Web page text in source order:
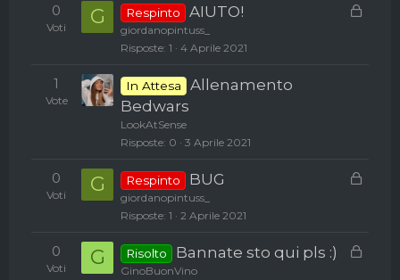
0
Voti G
C
Respinto AIUTO!
giordanopintuss_
Risposte 1 4 Aprile 2021
1
Vote
In Attesa
Allenamento
Bedwars
LookAtSense
Risposte 0 3 Aprile 2021
0
Voti G
C
s
Respinto BUG
giordanopintuss_
Risposte 1 2 Aprile 2021
0
Voti G
C
Risolto Bannate sto qui pls :)
GinoBuonVino